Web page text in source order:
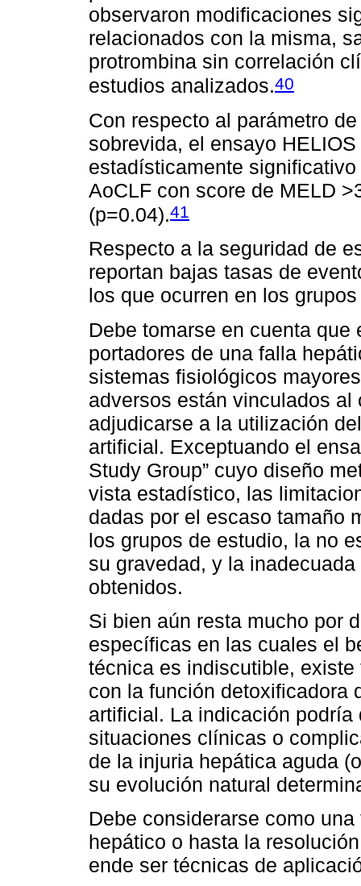
observaron modificaciones
relacionados con la misma,
protrombina sin correlación
estudios analizados.40
Con respecto al parámetro
sobrevida, el ensayo
estadísticamente
AoCLF con score de MELD
(p=0.04).41
Respecto a la seguridad de
reportan bajas tasas de
los que ocurren en los
Debe tomarse en cuenta
portadores de una falla
sistemas fisiológicos
adversos están vinculados
adjudicarse a la utilización
artificial. Exceptuando el
Study Group” cuyo diseño
vista estadístico, las
dadas por el escaso tamaño
los grupos de estudio, la no
su gravedad, y la
obtenidos.
Si bien aún resta mucho por
específicas en las cuales el
técnica es indiscutible,
con la función detoxificadora
artificial. La indicación
situaciones clínicas o
de la injuria hepática aguda
su evolución natural
Debe considerarse como
hepático o hasta la
ende ser técnicas de